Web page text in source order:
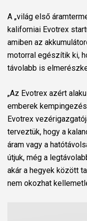
A „világ első
kaliforniai Evotrex
amiben az
motorral egészítik ki,
távolabb is
„Az Evotrex azért
emberek
Evotrex
terveztük, hogy a
áram vagy a
útjuk, még a
akár a hegyek között
nem okozhat